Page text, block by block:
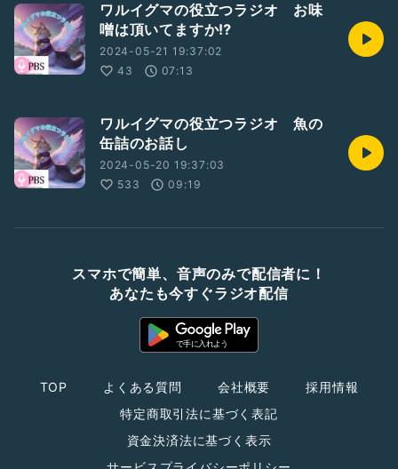
ワルイグマの役立つラジオ お味
噌は頂いてますか⁉️
2024-05-21 19:37:02
43
07:13
ワルイグマの役立つラジオ 魚の
缶詰のお話し
2024-05-20 19:37:03
533
09:19
スマホで簡単、音声のみで配信者に！
あなたも今すぐラジオ配信
TOP よくある質問 会社概要
採用情報
特定商取引法に基づく表記
資金決済法に基づく表示